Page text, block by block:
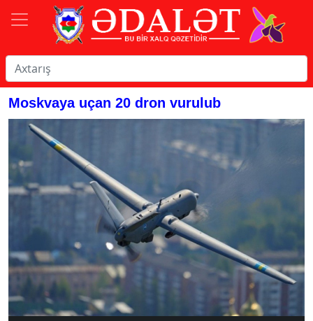
Moskvaya uçan 20 dron vurulub